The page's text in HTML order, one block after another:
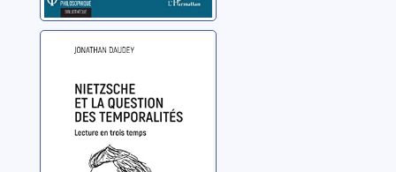
Nietzsche et la
temporalités:
lecture en trois
temps
Daudey, Jonathan